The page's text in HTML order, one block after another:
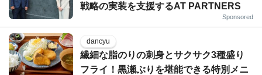
戦略の実装を支援するAT PARTNERS
Sponsored
dancyu
繊細な脂のりの刺身とサクサク3種盛り
フライ！黒瀬ぶりを堪能できる特別メニ